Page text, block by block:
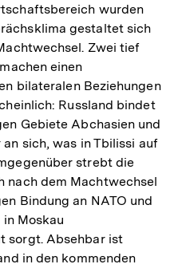
wurden
gestaltet sich
Zwei tief
einen
bilateralen Beziehungen
Russland bindet
Gebiete Abchasien und
sich, was in Tbilissi auf
strebt die
nach dem Machtwechsel
Bindung an NATO und
Moskau
sorgt. Absehbar ist
in den kommenden